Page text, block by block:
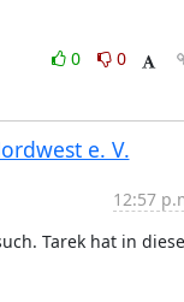
0
0
e. V.
12:57
Tarek hat in